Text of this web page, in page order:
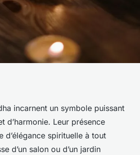
:
votre espace avec
incarnent un symbole puissant
d’harmonie. Leur présence
d’élégance spirituelle à tout
d’un salon ou d’un jardin